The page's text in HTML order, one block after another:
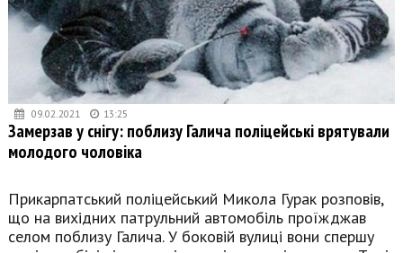
09.02.2021 13:25
Замерзав у снігу: поблизу Галича поліцейські врятували
молодого чоловіка
Прикарпатський поліцейський Микола Гурак розповів,
що на вихідних патрульний автомобіль проїжджав
селом поблизу Галича. У боковій вулиці вони спершу